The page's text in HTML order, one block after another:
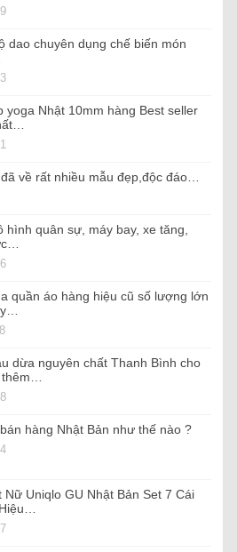
dao chuyên dụng chế biến món
yoga Nhật 10mm hàng Best seller
về rất nhiều mẫu đẹp,độc đáo…
hình quân sự, máy bay, xe tăng,
quần áo hàng hiệu cũ số lượng lớn
dừa nguyên chất Thanh Bình cho
thêm…
hàng Nhật Bản như thế nào ?
Nữ Uniqlo GU Nhật Bản Set 7 Cái